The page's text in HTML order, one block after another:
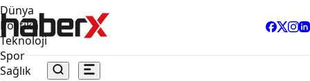
Dünya
Politika
Teknoloji
Spor
Sağlık